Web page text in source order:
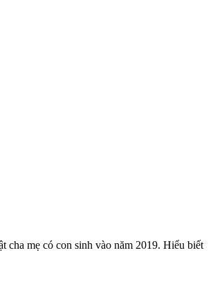
cha mẹ có con sinh vào năm 2019. Hiểu biết